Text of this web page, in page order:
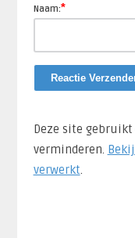
Naam:*
Deze site
verminderen.
verwerkt.